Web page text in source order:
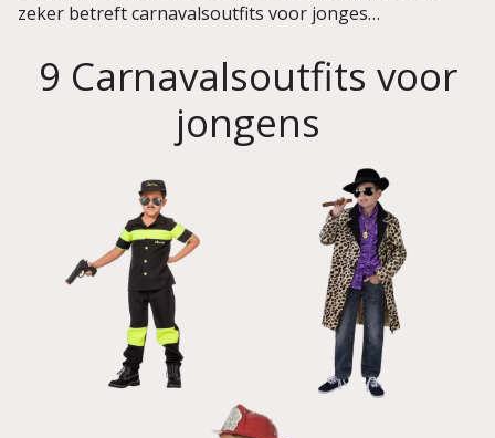
zeker betreft carnavalsoutfits voor jonges…
9 Carnavalsoutfits voor
jongens